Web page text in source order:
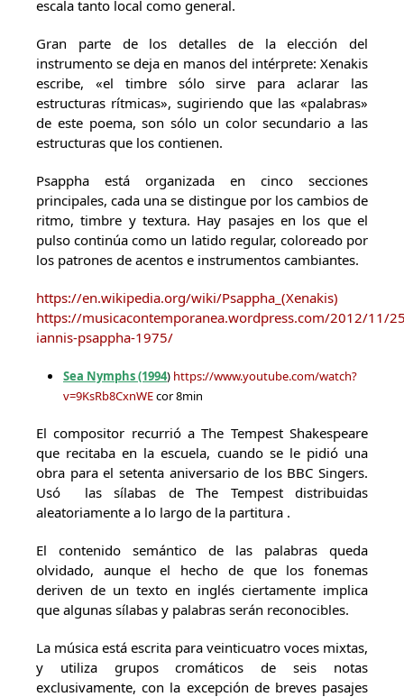
escala tanto local como general.
Gran parte de los detalles de la elección del
instrumento se deja en manos del intérprete: Xenakis
escribe, «el timbre sólo sirve para aclarar las
estructuras rítmicas», sugiriendo que las «palabras»
de este poema, son sólo un color secundario a las
estructuras que los contienen.
Psappha está organizada en cinco secciones
principales, cada una se distingue por los cambios de
ritmo, timbre y textura. Hay pasajes en los que el
pulso continúa como un latido regular, coloreado por
los patrones de acentos e instrumentos cambiantes.
https://en.wikipedia.org/wiki/Psappha_(Xenakis)
https://musicacontemporanea.wordpress.com/2012/11/
iannis-psappha-1975/
Sea Nymphs (1994) https://www.youtube.com/watch?
v=9KsRb8CxnWEcor 8min
El compositor recurrió a The Tempest Shakespeare
que recitaba en la escuela, cuando se le pidió una
obra para el setenta aniversario de los BBC Singers.
Usó las sílabas de The Tempest distribuidas
aleatoriamente a lo largo de la partitura .
El contenido semántico de las palabras queda
olvidado, aunque el hecho de que los fonemas
deriven de un texto en inglés ciertamente implica
que algunas sílabas y palabras serán reconocibles.
La música está escrita para veinticuatro voces mixtas,
y utiliza grupos cromáticos de seis notas
exclusivamente, con la excepción de breves pasajes